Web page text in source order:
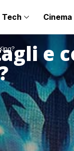
Tech Cinema
e